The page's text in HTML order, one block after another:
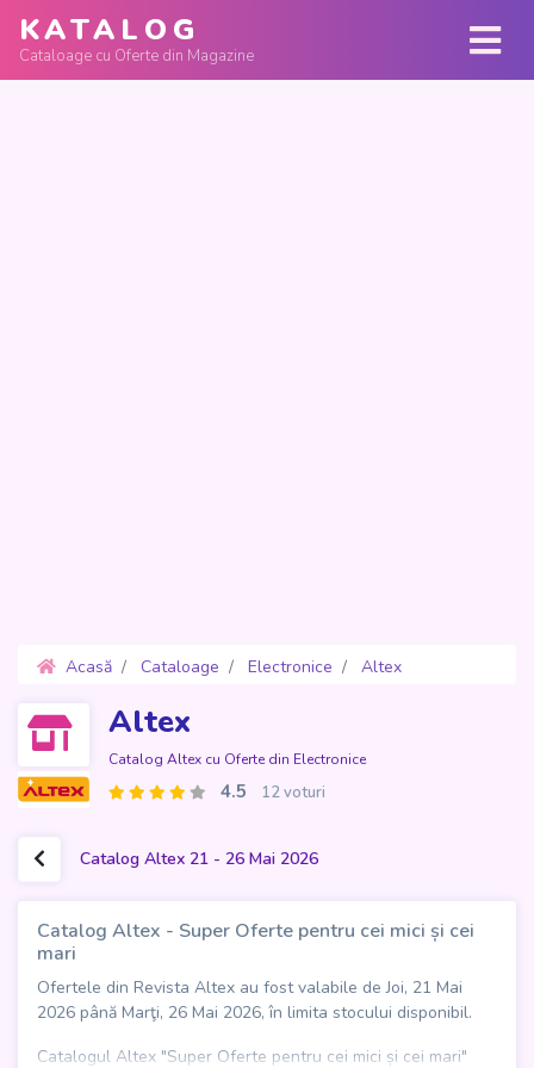
KATALOG
Cataloage cu Oferte din Magazine
Acasă Cataloage Electronice
Altex
Altex
Catalog Altex cu Oferte din Electronice
4.5 12 voturi
Catalog Altex 21 - 26 Mai 2026
Catalog Altex - Super Oferte pentru cei mici și cei
mari
Ofertele din Revista Altex au fost valabile de Joi, 21 Mai
2026 până Marţi, 26 Mai 2026, în limita stocului disponibil.
Catalogul Altex "Super Oferte pentru cei mici și cei mari"